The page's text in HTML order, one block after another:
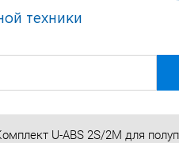
техники
U-ABS 2S/2M для